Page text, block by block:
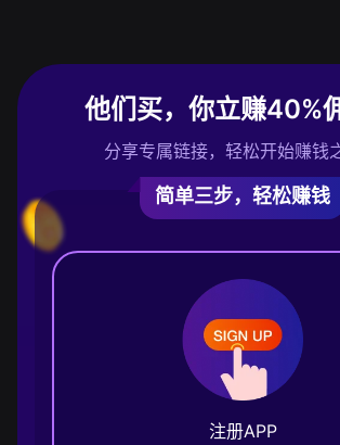
他们买，你立赚40%
分享专属链接，轻松开始赚钱
简单三步，轻松赚钱
注册APP